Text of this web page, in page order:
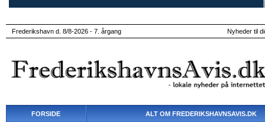
Frederikshavn d. 8/8-2026 - 7. årgang Nyheder til
FORSIDE ALT OM FREDERIKSHAVNSAVIS.DK